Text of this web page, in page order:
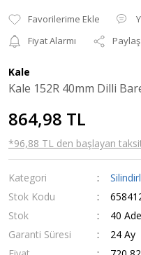
Fiyat Alarmı
Paylaş
Kale
Kale 152R 40mm Dilli
864,98 TL
*96,88 TL den başlayan
Kategori
Stok Kodu
Stok
40
Garanti Süresi
24 Ay